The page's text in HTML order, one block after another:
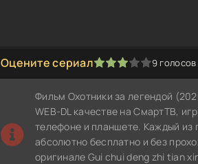
Оцените сериал
1 2 3 4 5 9 голосов
Фильм Охотники за легендой
WEB-DL качестве на СмартТВ,
телефоне и планшете. Каждый из
абсолютно бесплатно и без
оригинале Gui chui deng zhi tian